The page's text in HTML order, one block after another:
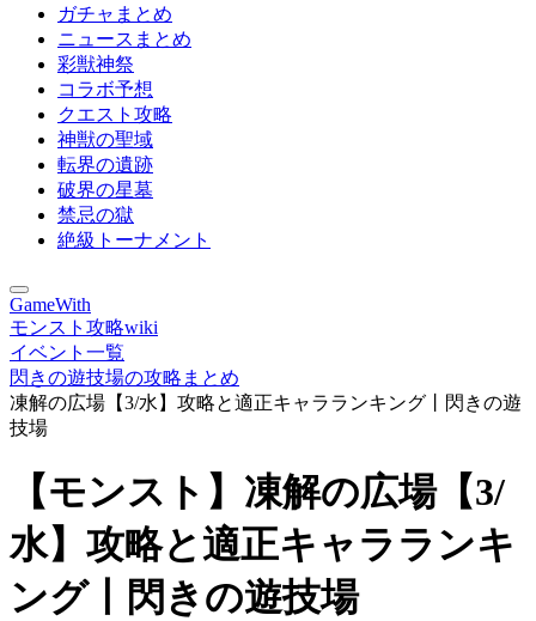
ガチャまとめ
ニュースまとめ
彩獣神祭
コラボ予想
クエスト攻略
神獣の聖域
転界の遺跡
破界の星墓
禁忌の獄
絶級トーナメント
GameWith
モンスト攻略wiki
イベント一覧
閃きの遊技場の攻略まとめ
凍解の広場【3/水】攻略と適正キャラランキング丨閃きの遊
技場
【モンスト】凍解の広場【3/
水】攻略と適正キャラランキ
ング丨閃きの遊技場